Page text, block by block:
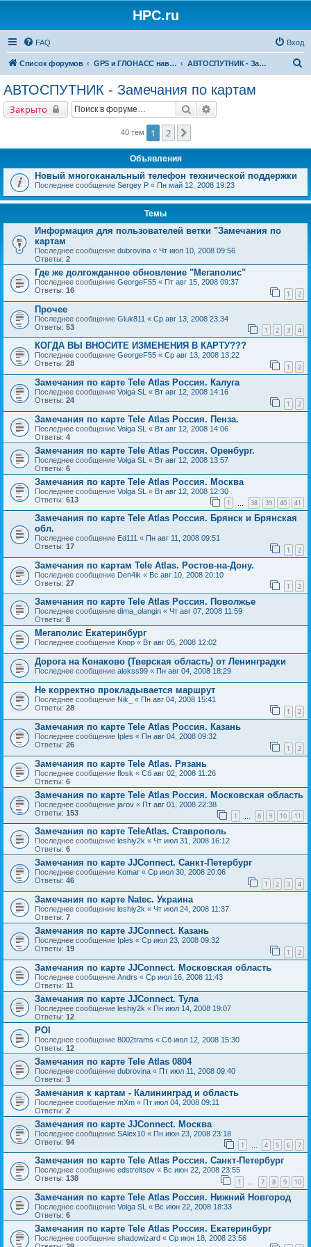
HPC.ru
FAQ Вход
Список форумов GPS и ГЛОНАСС навигация и оборудование для навигации АВТОСПУТНИК - Замечания по картам
АВТОСПУТНИК - Замечания по картам
Закрыто Поиск
40 тем 1 2
Объявления
Новый многоканальный телефон технической поддержки
Последнее сообщение Sergey P « Пн май 12, 2008 19:23
Темы
Информация для пользователей ветки "Замечания по
картам
Последнее сообщение dubrovina « Чт июл 10, 2008 09:56
Ответы: 2
Где же долгожданное обновление "Мегаполис"
Последнее сообщение GeorgeF55 « Пт авг 15, 2008 09:37
Ответы: 16 1 2
Прочее
Последнее сообщение Gluk811 « Ср авг 13, 2008 23:34
Ответы: 53 1 2 3 4
КОГДА ВЫ ВНОСИТЕ ИЗМЕНЕНИЯ В КАРТУ???
Последнее сообщение GeorgeF55 « Ср авг 13, 2008 13:22
Ответы: 28 1 2
Замечания по карте Tele Atlas Россия. Калуга
Последнее сообщение Volga SL « Вт авг 12, 2008 14:16
Ответы: 24 1 2
Замечания по карте Tele Atlas Россия. Пенза.
Последнее сообщение Volga SL « Вт авг 12, 2008 14:06
Ответы: 4
Замечания по карте Tele Atlas Россия. Оренбург.
Последнее сообщение Volga SL « Вт авг 12, 2008 13:57
Ответы: 6
Замечания по карте Tele Atlas Россия. Москва
Последнее сообщение Volga SL « Вт авг 12, 2008 12:30
Ответы: 613 1 38 39 40 41
Замечания по карте Tele Atlas Россия. Брянск и Брянская
обл.
Последнее сообщение Ed111 « Пн авг 11, 2008 09:51
Ответы: 17 1 2
Замечания по картам Tele Atlas. Ростов-на-Дону.
Последнее сообщение Den4ik « Вс авг 10, 2008 20:10
Ответы: 27 1 2
Замечания по карте Tele Atlas Россия. Поволжье
Последнее сообщение dima_olangin « Чт авг 07, 2008 11:59
Ответы: 8
Мегаполис Екатеринбург
Последнее сообщение Knop « Вт авг 05, 2008 12:02
Дорога на Конаково (Тверская область) от Ленинградки
Последнее сообщение alekss99 « Пн авг 04, 2008 18:29
Не корректно прокладывается маршрут
Последнее сообщение Nik_ « Пн авг 04, 2008 15:41
Ответы: 28 1 2
Замечания по карте Tele Atlas Россия. Казань
Последнее сообщение Iples « Пн авг 04, 2008 09:32
Ответы: 26 1 2
Замечания по карте Tele Atlas. Рязань
Последнее сообщение flosk « Сб авг 02, 2008 11:26
Ответы: 6
Замечания по карте Tele Atlas Россия. Московская область
Последнее сообщение jarov « Пт авг 01, 2008 22:38
Ответы: 153 1 8 9 10 11
Замечания по карте TeleAtlas. Ставрополь
Последнее сообщение leshiy2k « Чт июл 31, 2008 16:12
Ответы: 6
Замечания по карте JJConnect. Санкт-Петербург
Последнее сообщение Komar « Ср июл 30, 2008 20:06
Ответы: 46 1 2 3 4
Замечания по карте Natec. Украина
Последнее сообщение leshiy2k « Чт июл 24, 2008 11:37
Ответы: 7
Замечания по карте JJСonnect. Казань
Последнее сообщение Iples « Ср июл 23, 2008 09:32
Ответы: 19 1 2
Замечания по карте JJConnect. Московская область
Последнее сообщение Andrs « Ср июл 16, 2008 11:43
Ответы: 11
Замечания по карте JJСonnect. Тула
Последнее сообщение leshiy2k « Пн июл 14, 2008 19:07
Ответы: 12
POI
Последнее сообщение 8002trams « Сб июл 12, 2008 15:30
Ответы: 12
Замечания по карте Tele Atlas 0804
Последнее сообщение dubrovina « Пт июл 11, 2008 09:40
Ответы: 3
Замечания к картам - Калининград и область
Последнее сообщение mXm « Пт июл 04, 2008 09:11
Ответы: 2
Замечания по карте JJConnect. Москва
Последнее сообщение SAlex10 « Пн июн 23, 2008 23:18
Ответы: 94 1 4 5 6 7
Замечания по карте Tele Atlas Россия. Санкт-Петербург
Последнее сообщение edstreltsov « Вс июн 22, 2008 23:55
Ответы: 138 1 … 7 8 9 10
Замечания по карте Tele Atlas Россия. Нижний Новгород
Последнее сообщение Volga SL « Вс июн 22, 2008 18:33
Ответы: 6
Замечания по карте Tele Atlas Россия. Екатеринбург
Последнее сообщение shadowizard « Ср июн 18, 2008 23:56